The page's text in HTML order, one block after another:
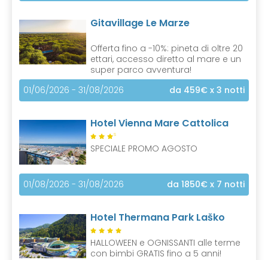
Gitavillage Le Marze
Offerta fino a -10%: pineta di oltre 20
ettari, accesso diretto al mare e un
super parco avventura!
01/06/2026 - 31/08/2026
da 459€ x 3 notti
Hotel Vienna Mare Cattolica
S
SPECIALE PROMO AGOSTO
01/08/2026 - 31/08/2026 da 1850€ x 7 notti
Hotel Thermana Park Laško
HALLOWEEN e OGNISSANTI alle terme
con bimbi GRATIS fino a 5 anni!